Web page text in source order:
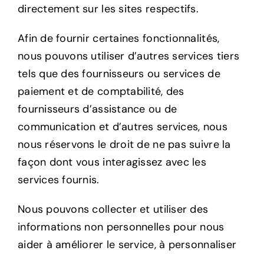
directement sur les sites respectifs.
Afin de fournir certaines fonctionnalités,
nous pouvons utiliser d’autres services tiers
tels que des fournisseurs ou services de
paiement et de comptabilité, des
fournisseurs d’assistance ou de
communication et d’autres services, nous
nous réservons le droit de ne pas suivre la
façon dont vous interagissez avec les
services fournis.
Nous pouvons collecter et utiliser des
informations non personnelles pour nous
aider à améliorer le service, à personnaliser